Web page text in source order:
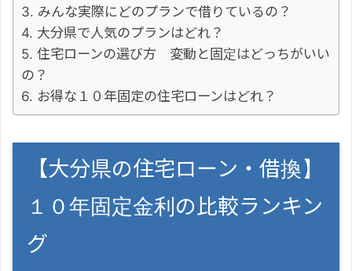
みんな実際にどのプランで借りているの？
大分県で人気のプランはどれ？
住宅ローンの選び方 変動と固定はどっちがいい
の？
お得な１０年固定の住宅ローンはどれ？
【大分県の住宅ローン・借換】
１０年固定金利の比較ランキン
グ